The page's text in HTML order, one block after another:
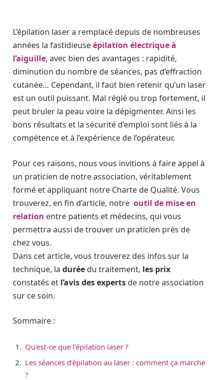
L’épilation laser a remplacé depuis de nombreuses
années la fastidieuseépilation électrique à
l’aiguille, avec bien des avantages : rapidité,
diminution du nombre de séances, pas d’effraction
cutanée… Cependant, il faut bien retenir qu’un laser
est un outil puissant. Mal réglé ou trop fortement, il
peut bruler la peau voire la dépigmenter. Ainsi les
bons résultats et la sécurité d’emploi sont liés à la
compétence et à l’expérience de l’opérateur.
Pour ces raisons, nous vous invitions à faire appel à
un praticien de notre association, véritablement
formé et appliquant notre Charte de Qualité. Vous
trouverez, en fin d’article, notre outil de mise en
relation entre patients et médecins, qui vous
permettra aussi de trouver un praticien près de
chez vous.
Dans cet article, vous trouverez des infos sur la
technique, la durée du traitement, les prix
constatés et l’avis des experts de notre association
sur ce soin.
Sommaire :
Qu’est-ce que l’épilation laser ?
Les séances d’épilation au laser : comment ça marche
?